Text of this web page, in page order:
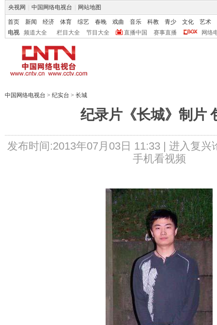
央视网 中国网络电视台 网站地图
首页 新闻 经济 体育 综艺 春晚 戏曲 音乐 科教 青少 文化
艺术
电视
频道大全 栏目大全 节目大全 直播中国 赛事直播 网络
中国网络电视台 > 纪实台 > 长城
纪录片《长城》制片
发布时间:2013年07月03日 11:33 | 进入复兴
手机看视频